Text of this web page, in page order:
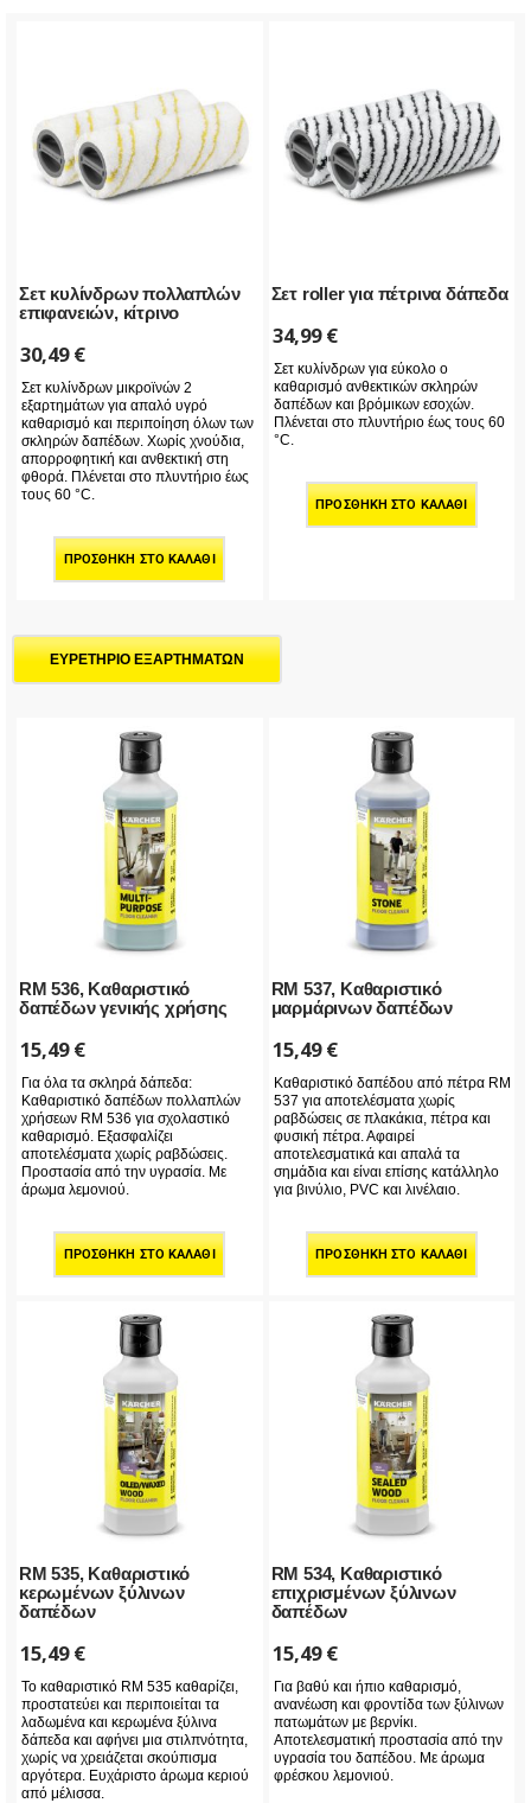
Σετ κυλίνδρων πολλαπλών
επιφανειών, κίτρινο
30,49€
Σετ κυλίνδρων μικροϊνών 2
εξαρτημάτων για απαλό υγρό
καθαρισμό και περιποίηση όλων των
σκληρών δαπέδων. Χωρίς χνούδια,
απορροφητική και ανθεκτική στη
φθορά. Πλένεται στο πλυντήριο έως
τους 60 °C.
ΠΡΟΣΘΉΚΗ ΣΤΟ ΚΑΛΆΘΙ
Σετ roller για πέτρινα δάπεδα
34,99€
Σετ κυλίνδρων για εύκολο ο
καθαρισμό ανθεκτικών σκληρών
δαπέδων και βρόμικων εσοχών.
Πλένεται στο πλυντήριο έως τους 60
°C.
ΠΡΟΣΘΉΚΗ ΣΤΟ ΚΑΛΆΘΙ
ΕΥΡΕΤΗΡΙΟ ΕΞΑΡΤΗΜΑΤΩΝ
RM 536, Καθαριστικό
δαπέδων γενικής χρήσης
15,49€
Για όλα τα σκληρά δάπεδα:
Καθαριστικό δαπέδων πολλαπλών
χρήσεων RM 536 για σχολαστικό
καθαρισμό. Εξασφαλίζει
αποτελέσματα χωρίς ραβδώσεις.
Προστασία από την υγρασία. Με
άρωμα λεμονιού.
ΠΡΟΣΘΉΚΗ ΣΤΟ ΚΑΛΆΘΙ
RM 537, Καθαριστικό
μαρμάρινων δαπέδων
15,49€
Καθαριστικό δαπέδου από πέτρα RM
537 για αποτελέσματα χωρίς
ραβδώσεις σε πλακάκια, πέτρα και
φυσική πέτρα. Αφαιρεί
αποτελεσματικά και απαλά τα
σημάδια και είναι επίσης κατάλληλο
για βινύλιο, PVC και λινέλαιο.
ΠΡΟΣΘΉΚΗ ΣΤΟ ΚΑΛΆΘΙ
RM 535, Καθαριστικό
κερωμένων ξύλινων
δαπέδων
15,49€
Το καθαριστικό RM 535 καθαρίζει,
προστατεύει και περιποιείται τα
λαδωμένα και κερωμένα ξύλινα
δάπεδα και αφήνει μια στιλπνότητα,
χωρίς να χρειάζεται σκούπισμα
αργότερα. Ευχάριστο άρωμα κεριού
από μέλισσα.
RM 534, Καθαριστικό
επιχρισμένων ξύλινων
δαπέδων
15,49€
Για βαθύ και ήπιο καθαρισμό,
ανανέωση και φροντίδα των ξύλινων
πατωμάτων με βερνίκι.
Αποτελεσματική προστασία από την
υγρασία του δαπέδου. Με άρωμα
φρέσκου λεμονιού.